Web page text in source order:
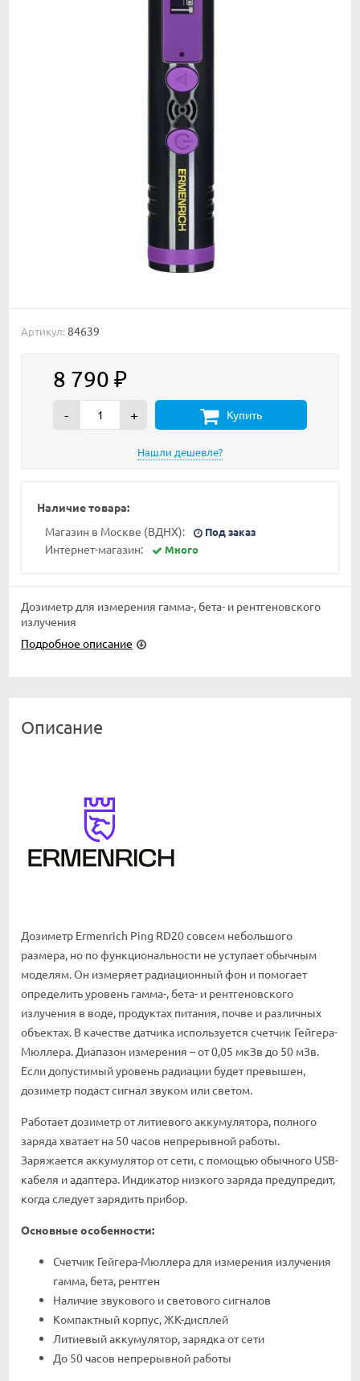
Артикул: 84639
8 790 ₽
- + Купить
Наличие товара:
Магазин в Москве (ВДНХ):
Под заказ
Интернет-магазин: Много
Дозиметр для измерения гамма-, бета- и рентгеновского
излучения
Подробное описание
Описание
Дозиметр Ermenrich Ping RD20 совсем небольшого
размера, но по функциональности не уступает обычным
моделям. Он измеряет радиационный фон и помогает
определить уровень гамма-, бета- и рентгеновского
излучения в воде, продуктах питания, почве и различных
объектах. В качестве датчика используется счетчик Гейгера-
Мюллера. Диапазон измерения – от 0,05 мкЗв до 50 мЗв.
Если допустимый уровень радиации будет превышен,
дозиметр подаст сигнал звуком или светом.
Работает дозиметр от литиевого аккумулятора, полного
заряда хватает на 50 часов непрерывной работы.
Заряжается аккумулятор от сети, с помощью обычного USB-
кабеля и адаптера. Индикатор низкого заряда предупредит,
когда следует зарядить прибор.
Основные особенности:
Счетчик Гейгера-Мюллера для измерения излучения
гамма, бета, рентген
Наличие звукового и светового сигналов
Компактный корпус, ЖК-дисплей
Литиевый аккумулятор, зарядка от сети
До 50 часов непрерывной работы